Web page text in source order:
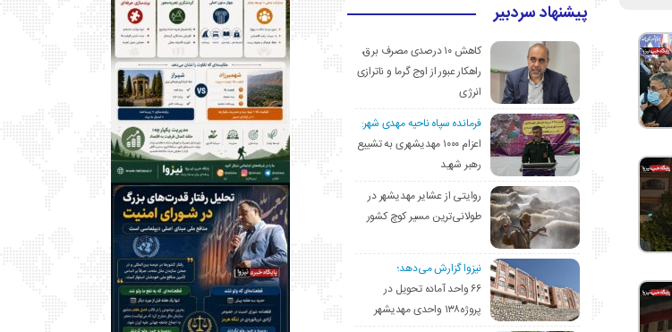
پیشنهاد سردبیر
کاهش ۱۰ درصدی مصرف برق،
راهکار عبور از اوج گرما و ناترازی
انرژی
فرمانده سپاه ناحیه مهدی شهر:
اعزام ۱۰۰۰ مهدیشهری به تشییع
رهبر شهید
روایتی از عشایر مهدیشهر در
طولانی‌ترین مسیر کوچ کشور
نیزوا گزارش می‌دهد؛
۶۶ واحد آماده تحویل در
پروژه۱۳۸ واحدی مهدیشهر